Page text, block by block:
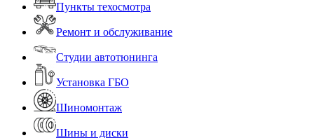
Пункты техосмотра
Ремонт и обслуживание
Студии автотюнинга
Установка ГБО
Шиномонтаж
Шины и диски